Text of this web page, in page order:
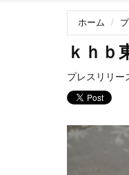
ホーム
ｋｈｂ
プレスリリー